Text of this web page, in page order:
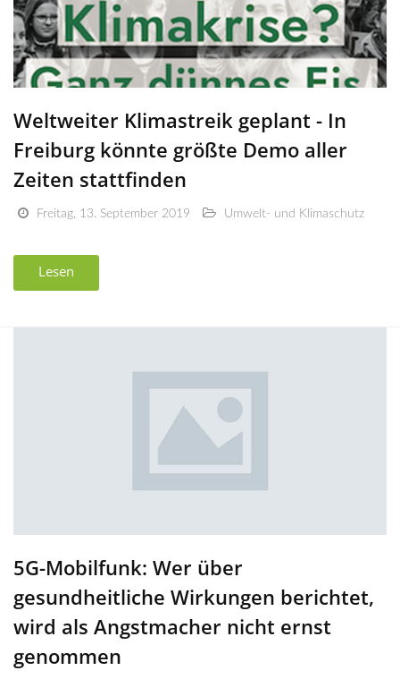
Weltweiter Klimastreik geplant - In
Freiburg könnte größte Demo aller
Zeiten stattfinden
Freitag, 13. September 2019 Umwelt- und Klimaschutz
Lesen
5G-Mobilfunk: Wer über
gesundheitliche Wirkungen berichtet,
wird als Angstmacher nicht ernst
genommen